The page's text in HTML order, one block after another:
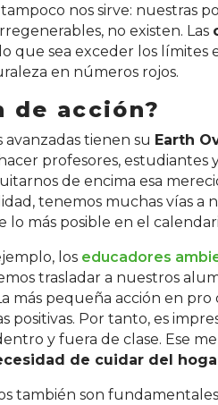
nos sirve: nuestras
no existen. Las
que sea exceder los límites
en números rojos.
de acción?
avanzadas tienen su Earth
profesores, estudiantes
de encima esa
tenemos muchas vías
lo más posible en el
los educadores
trasladar a nuestros
más pequeña acción en
positivas. Por tanto, es
y fuera de clase. Ese
de cuidar del
también son